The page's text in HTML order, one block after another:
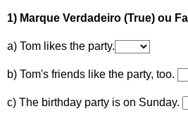
1) Marque Verdadeiro (True) ou
a) Tom likes the party.
b) Tom's friends like the party, too.
c) The birthday party is on Sunday.